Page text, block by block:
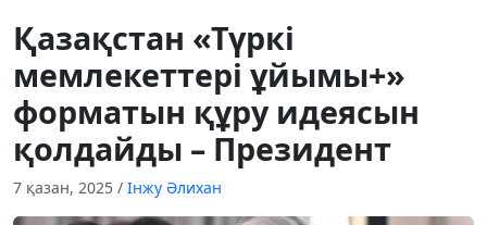
Қазақстан «Түркі
мемлекеттері ұйымы+»
форматын құру идеясын
қолдайды – Президент
7 қазан, 2025 / Інжу Әлихан